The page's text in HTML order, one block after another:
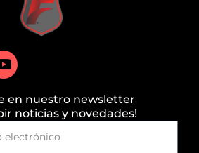
en nuestro newsletter
noticias y novedades!